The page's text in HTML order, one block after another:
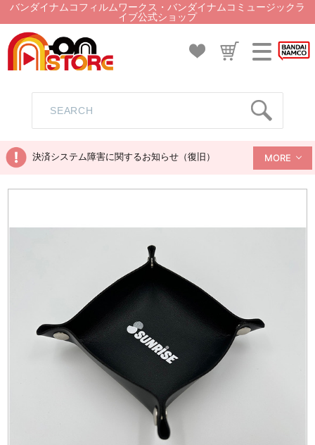
バンダイナムコフィルムワークス・バンダイナムコミュージックラ
イブ公式ショップ
決済システム障害に関するお知らせ（復旧） MORE